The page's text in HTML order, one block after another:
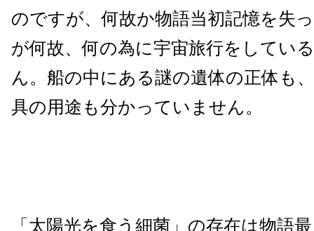
のですが、何故か物語当初記憶を失
が何故、何の為に宇宙旅行をしてい
ん。船の中にある謎の遺体の正体も
具の用途も分かっていません。
「太陽光を食う細菌」の存在は物語